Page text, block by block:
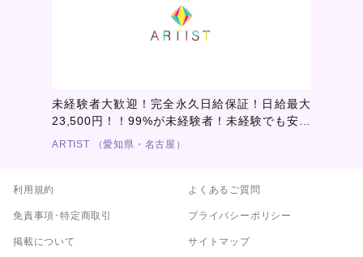
未経験者大歓迎！完全永久日給保証！日給最大
23,500円！！99%が未経験者！未経験でも安心
して働けるホストクラブ を目指しています☆っ
ARTIST （愛知県・名古屋）
利用規約 よくあるご質問
免責事項･特定商取引 プライバシーポリシー
掲載について サイトマップ